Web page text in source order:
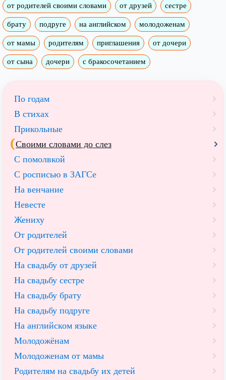
от родителей своими словами от друзей сестре
брату подруге на английском молодоженам
от мамы родителям приглашения от дочери
от сына дочери с бракосочетанием
По годам
В стихах
Прикольные
Своими словами до слез
С помолвкой
С росписью в ЗАГСе
На венчание
Невесте
Жениху
От родителей
От родителей своими словами
На свадьбу от друзей
На свадьбу сестре
На свадьбу брату
На свадьбу подруге
На английском языке
Молодожёнам
Молодоженам от мамы
Родителям на свадьбу их детей